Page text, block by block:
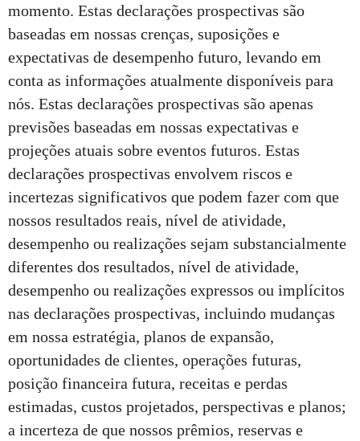
momento. Estas declarações prospectivas são
baseadas em nossas crenças, suposições e
expectativas de desempenho futuro, levando em
conta as informações atualmente disponíveis para
nós. Estas declarações prospectivas são apenas
previsões baseadas em nossas expectativas e
projeções atuais sobre eventos futuros. Estas
declarações prospectivas envolvem riscos e
incertezas significativos que podem fazer com que
nossos resultados reais, nível de atividade,
desempenho ou realizações sejam substancialmente
diferentes dos resultados, nível de atividade,
desempenho ou realizações expressos ou implícitos
nas declarações prospectivas, incluindo mudanças
em nossa estratégia, planos de expansão,
oportunidades de clientes, operações futuras,
posição financeira futura, receitas e perdas
estimadas, custos projetados, perspectivas e planos;
a incerteza de que nossos prêmios, reservas e